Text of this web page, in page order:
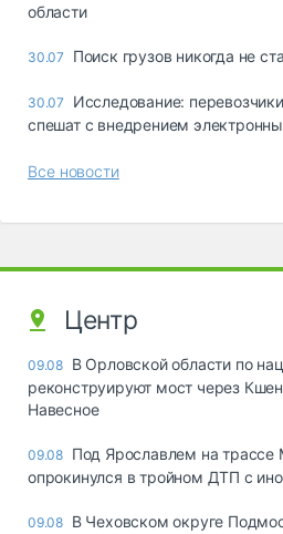
области
30.07 Поиск грузов никогда не
30.07
Исследование:
спешат с внедрением
Все новости
Центр
09.08 В Орловской области по
реконструируют мост через
Навесное
09.08 Под Ярославлем на трассе
опрокинулся в тройном ДТП с
09.08 В Чеховском округе